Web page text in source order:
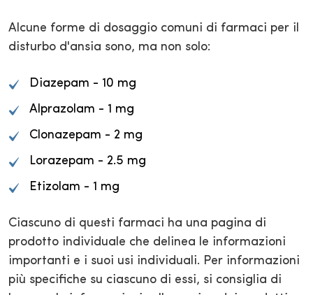
Alcune forme di dosaggio comuni di farmaci per il
disturbo d'ansia sono, ma non solo:
Diazepam - 10 mg
Alprazolam - 1 mg
Clonazepam - 2 mg
Lorazepam - 2.5 mg
Etizolam - 1 mg
Ciascuno di questi farmaci ha una pagina di
prodotto individuale che delinea le informazioni
importanti e i suoi usi individuali. Per informazioni
più specifiche su ciascuno di essi, si consiglia di